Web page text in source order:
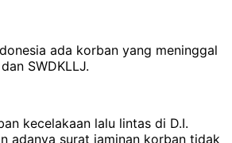
ada korban yang meninggal
SWDKLLJ.
kecelakaan lalu lintas di D.I.
adanya surat jaminan korban tidak